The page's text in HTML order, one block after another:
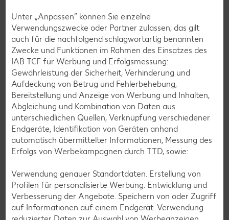
Kaufland-App: cleverer Einkaufshelfer mit
Kaufland Card XTRA
Dein Einkauf, perfekt organisiert – für iOS und Android:
Entdecke unsere Filial-Angebote, verpasse dank
Angebotsalarm kein Angebote mehr und plane deinen
Einkauf entspannt mit der digitalen Einkaufsliste. Ob
exklusive Kaufland Card XTRA Vorteile, unser riesiger
Online-Marktplatz Kaufland.de oder der schnelle Filialfinder
– mit der Kaufland-App hast du alles im Griff.
Mehr erfahren
Unter „Anpassen“ können Sie einzelne
Verwendungszwecke oder Partner zulassen; das gilt
auch für die nachfolgend schlagwortartig benannten
Zwecke und Funktionen im Rahmen des Einsatzes des
IAB TCF für Werbung und Erfolgsmessung:
Gewährleistung der Sicherheit, Verhinderung und
Aufdeckung von Betrug und Fehlerbehebung,
Bereitstellung und Anzeige von Werbung und Inhalten,
Abgleichung und Kombination von Daten aus
unterschiedlichen Quellen, Verknüpfung verschiedener
Endgeräte, Identifikation von Geräten anhand
automatisch übermittelter Informationen, Messung des
Erfolgs von Werbekampagnen durch TTD, sowie:
Verwendung genauer Standortdaten. Erstellung von
Profilen für personalisierte Werbung. Entwicklung und
Verbesserung der Angebote. Speichern von oder Zugriff
auf Informationen auf einem Endgerät. Verwendung